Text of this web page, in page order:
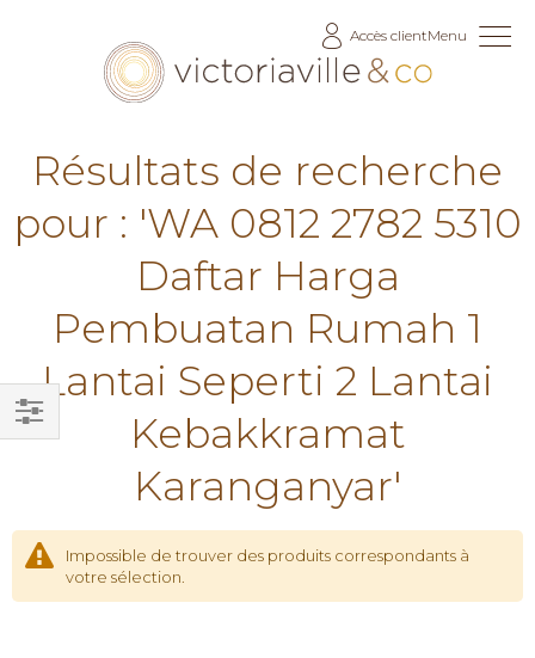
Accès clientMenu
Résultats de recherche
pour : 'WA 0812 2782 5310
Daftar Harga
Pembuatan Rumah 1
Lantai Seperti 2 Lantai
Kebakkramat
Karanganyar'
Impossible de trouver des produits correspondants à
votre sélection.
Filtrer